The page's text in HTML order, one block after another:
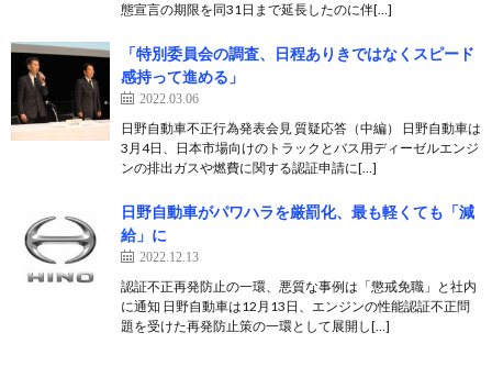
態宣言の期限を同31日まで延長したのに伴[…]
「特別委員会の調査、日程ありきではなくスピード
感持って進める」
2022.03.06
日野自動車不正行為発表会見 質疑応答（中編） 日野自動車は
3月4日、日本市場向けのトラックとバス用ディーゼルエンジ
ンの排出ガスや燃費に関する認証申請に[…]
日野自動車がパワハラを厳罰化、最も軽くても「減
給」に
2022.12.13
認証不正再発防止の一環、悪質な事例は「懲戒免職」と社内
に通知 日野自動車は12月13日、エンジンの性能認証不正問
題を受けた再発防止策の一環として展開し[…]